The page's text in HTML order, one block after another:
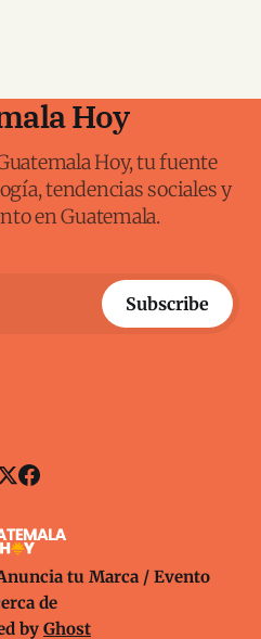
Hoy
Hoy, tu fuente
tendencias sociales y
en Guatemala.
Subscribe
tu Marca / Evento
de
by Ghost